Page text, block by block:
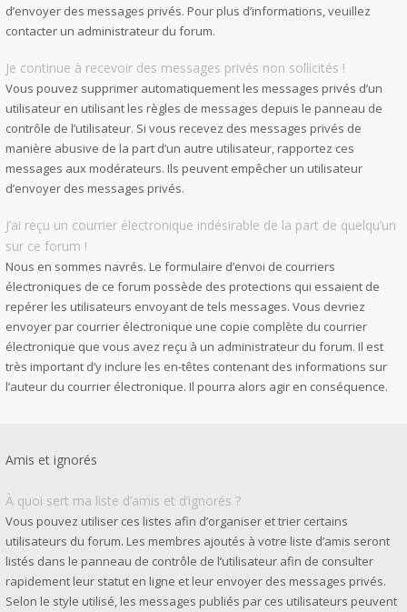
d’envoyer des messages privés. Pour plus d’informations, veuillez
contacter un administrateur du forum.
Je continue à recevoir des messages privés non sollicités !
Vous pouvez supprimer automatiquement les messages privés d’un
utilisateur en utilisant les règles de messages depuis le panneau de
contrôle de l’utilisateur. Si vous recevez des messages privés de
manière abusive de la part d’un autre utilisateur, rapportez ces
messages aux modérateurs. Ils peuvent empêcher un utilisateur
d’envoyer des messages privés.
J’ai reçu un courrier électronique indésirable de la part de quelqu’un
sur ce forum !
Nous en sommes navrés. Le formulaire d’envoi de courriers
électroniques de ce forum possède des protections qui essaient de
repérer les utilisateurs envoyant de tels messages. Vous devriez
envoyer par courrier électronique une copie complète du courrier
électronique que vous avez reçu à un administrateur du forum. Il est
très important d’y inclure les en-têtes contenant des informations sur
l’auteur du courrier électronique. Il pourra alors agir en conséquence.
Amis et ignorés
À quoi sert ma liste d’amis et d’ignorés ?
Vous pouvez utiliser ces listes afin d’organiser et trier certains
utilisateurs du forum. Les membres ajoutés à votre liste d’amis seront
listés dans le panneau de contrôle de l’utilisateur afin de consulter
rapidement leur statut en ligne et leur envoyer des messages privés.
Selon le style utilisé, les messages publiés par ces utilisateurs peuvent